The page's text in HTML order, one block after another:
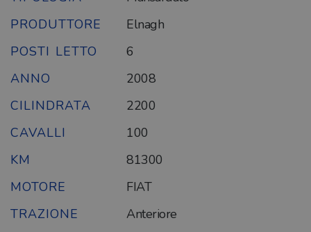
PRODUTTORE
Elnagh
POSTI LETTO
6
ANNO
2008
CILINDRATA
2200
CAVALLI
100
KM
81300
MOTORE
FIAT
TRAZIONE
Anteriore